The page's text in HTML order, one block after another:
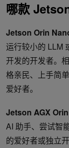
哪款
Jetson Orin
运行较小的 LLM
开发的开发者。
格亲民、上手简
爱好者。
Jetson AGX Orin
AI 助手、尝试智
的爱好者或独立